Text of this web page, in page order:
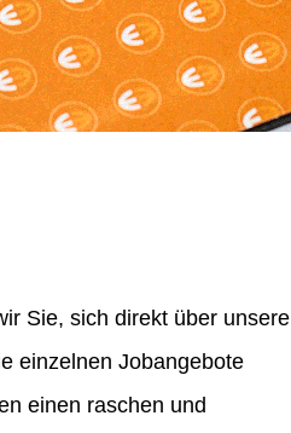
Sie, sich direkt über unsere
einzelnen Jobangebote
einen raschen und